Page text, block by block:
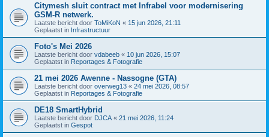
Citymesh sluit contract met Infrabel voor modernisering
GSM-R netwerk.
Laatste bericht door ToMiKoN « 15 jun 2026, 21:11
Geplaatst in Infrastructuur
Foto's Mei 2026
Laatste bericht door vdabeeb « 10 jun 2026, 15:07
Geplaatst in Reportages & Fotografie
21 mei 2026 Awenne - Nassogne (GTA)
Laatste bericht door overweg13 « 24 mei 2026, 08:57
Geplaatst in Reportages & Fotografie
DE18 SmartHybrid
Laatste bericht door DJCA « 21 mei 2026, 11:24
Geplaatst in Gespot